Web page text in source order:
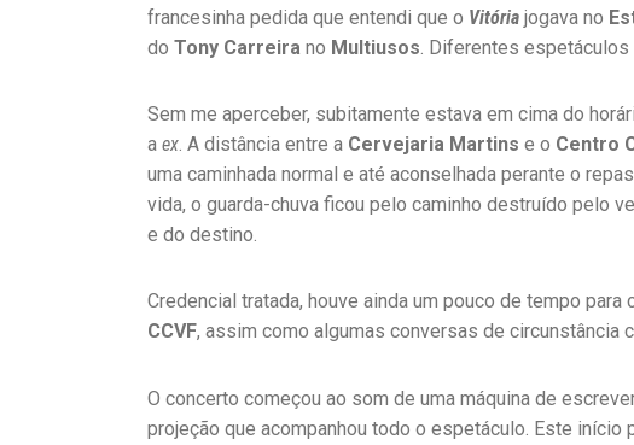
francesinha pedida que entendi que o Vitória jogava no
do Tony Carreira no Multiusos . Diferentes
Sem me aperceber, subitamente estava em cima do
a ex. A distância entre a Cervejaria Martins e o Centro
uma caminhada normal e até aconselhada perante o
vida, o guarda-chuva ficou pelo caminho destruído pelo
e do destino.
Credencial tratada, houve ainda um pouco de tempo para
CCVF, assim como algumas conversas de circunstância
O concerto começou ao som de uma máquina de
projeção que acompanhou todo o espetáculo. Este início